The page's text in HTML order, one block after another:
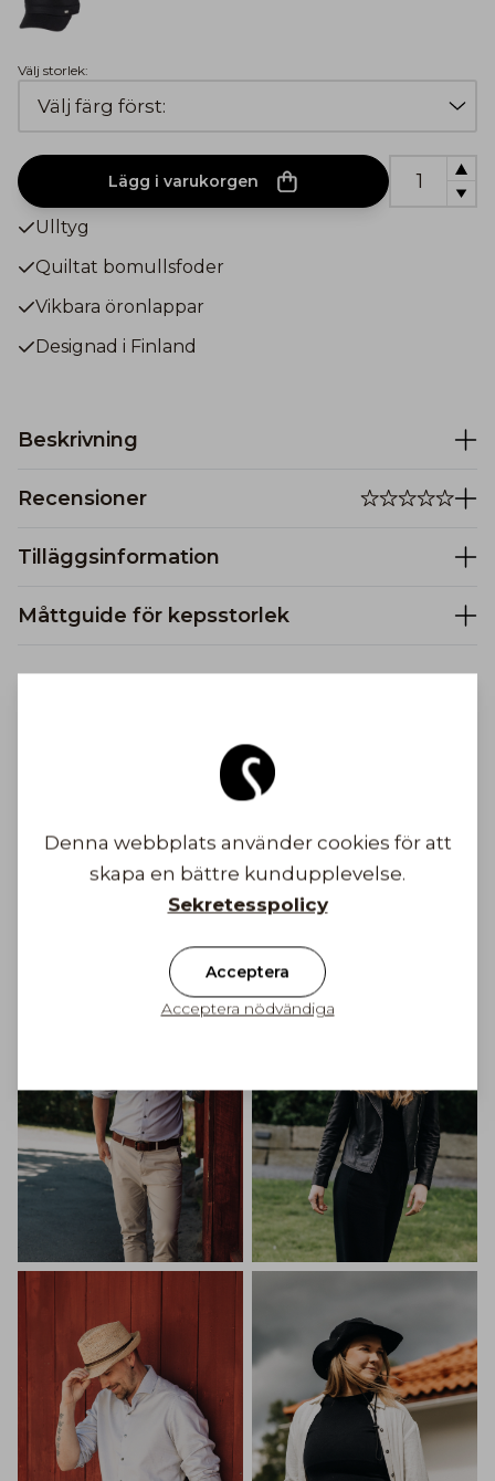
Välj storlek:
Lägg i varukorgen
Ulltyg
Quiltat bomullsfoder
Vikbara öronlappar
Designad i Finland
Beskrivning
Recensioner
Tilläggsinformation
Måttguide för kepsstorlek
Gratis frakt till Finland på ordrar över 100€
Frakt från 6,90 €
Bli inspirerad
Denna webbplats använder cookies för att
skapa en bättre kundupplevelse.
Sekretesspolicy
Acceptera
Acceptera nödvändiga